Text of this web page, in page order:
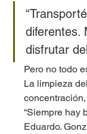
diferentes.
disfrutar
Pero no todo
La limpieza
“Siempre hay
Eduardo.